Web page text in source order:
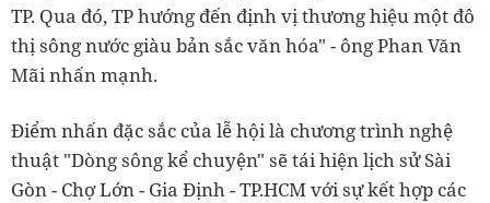
TP. Qua đó, TP hướng đến định vị thương hiệu một đô
thị sông nước giàu bản sắc văn hóa" - ông Phan Văn
Mãi nhấn mạnh.
Điểm nhấn đặc sắc của lễ hội là chương trình nghệ
thuật "Dòng sông kể chuyện" sẽ tái hiện lịch sử Sài
Gòn - Chợ Lớn - Gia Định - TP.HCM với sự kết hợp các